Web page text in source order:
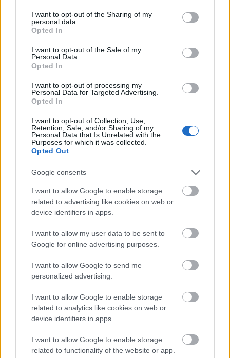
not limited to your visit or usage behaviour. You may click to
grant or deny consent to Google and its third-party tags to
use your data for below specified purposes in below Google
consent section.
I want to opt-out of the Sharing of my
personal data.
Opted In
I want to opt-out of the Sale of my
Personal Data.
Opted In
I want to opt-out of processing my
Personal Data for Targeted Advertising.
Opted In
I want to opt-out of Collection, Use,
Retention, Sale, and/or Sharing of my
Personal Data that Is Unrelated with the
Purposes for which it was collected.
Opted Out
Google consents
I want to allow Google to enable storage
related to advertising like cookies on web or
device identifiers in apps.
I want to allow my user data to be sent to
Google for online advertising purposes.
I want to allow Google to send me
personalized advertising.
I want to allow Google to enable storage
related to analytics like cookies on web or
device identifiers in apps.
I want to allow Google to enable storage
related to functionality of the website or app.
Φιστίκια: 6 οφέλη για καρδιά, έντερο και
σάκχαρο – Τι δείχνουν οι μελέτες
και Ομοσπονδία Αργεντινής για τον χαμό του
πατέρα του Μέσι
Οι πνιγμοί είναι συνήθως «βουβοί»: Η
διασώστρια Δήμητρα Παναγιωτοπούλου για τις
«Λένε προδότες και πληρωμένους όσους
αποχωρούν», διαζύγιο με αιχμές στο κόμμα
Καρυστιανού
Η Ελλάδα θα διεκδικήσει την 9η θέση στο
Τεσσάρων χρονών παιδί βρέθηκε νεκρό σε
πισίνα στην Πάρο, ανείπωτη τραγωδία
Μπαράζ συλλήψεων για ναρκωτικά σε Κέρκυρα
και Λευκάδα
Στον Αστακό ολοκληρώνεται το Ράλι Ιονίου